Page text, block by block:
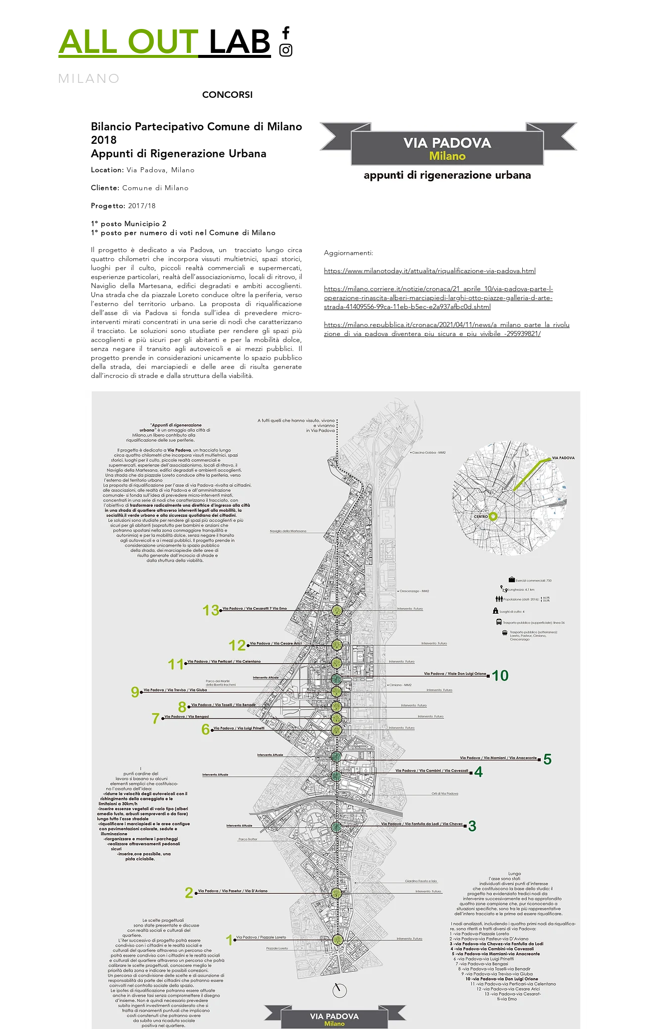
ALL OUT LAB
MILANO
CONCORSI
Bilancio Partecipativo Comune di Milano
2018
Appunti di Rigenerazione Urbana
Location: Via Padova, Milano
Cliente:Comune di Milano
Progetto: 2017/18
1° posto Municipio 2
1° posto per numero di voti nel Comune di Milano
Il progetto è dedicato a via Padova, un tracciato lungo circa
quattro chilometri che incorpora vissuti multietnici, spazi storici,
luoghi per il culto, piccoli realtà commerciali e supermercati,
esperienze particolari, realtà dell’associazionismo, locali di ritrovo, il
Naviglio della Martesana, edifici degradati e ambiti accoglienti.
Una strada che da piazzale Loreto conduce oltre la periferia, verso
l’esterno del territorio urbano. La proposta di riqualificazione
dell’asse di via Padova si fonda sull’idea di prevedere micro-
interventi mirati concentrati in una serie di nodi che caratterizzano
il tracciato. Le soluzioni sono studiate per rendere gli spazi più
accoglienti e più sicuri per gli abitanti e per la mobilità dolce,
senza negare il transito agli autoveicoli e ai mezzi pubblici. Il
progetto prende in considerazioni unicamente lo spazio pubblico
della strada, dei marciapiedi e delle aree di risulta generate
dall’incrocio di strade e dalla struttura della viabilità.
Aggiornamenti:
https://www.milanotoday.it/attualita/riqualificazione-via-padova.html
https://milano.corriere.it/notizie/cronaca/21_aprile_10/via-padova-parte-l-
operazione-rinascita-alberi-marciapiedi-larghi-otto-piazze-galleria-d-arte-
strada-41409556-99ca-11eb-b5ec-e2a937afbc0d.shtml
https://milano.repubblica.it/cronaca/2021/04/11/news/a_milano_parte_la_rivolu
zione_di_via_padova_diventera_piu_sicura_e_piu_vivibile_-295939821/